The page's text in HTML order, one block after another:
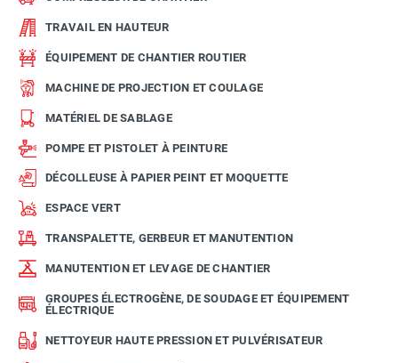
TRAVAIL EN HAUTEUR
ÉQUIPEMENT DE CHANTIER ROUTIER
MACHINE DE PROJECTION ET COULAGE
MATÉRIEL DE SABLAGE
POMPE ET PISTOLET À PEINTURE
DÉCOLLEUSE À PAPIER PEINT ET MOQUETTE
ESPACE VERT
TRANSPALETTE, GERBEUR ET MANUTENTION
MANUTENTION ET LEVAGE DE CHANTIER
GROUPES ÉLECTROGÈNE, DE SOUDAGE ET ÉQUIPEMENT
ÉLECTRIQUE
NETTOYEUR HAUTE PRESSION ET PULVÉRISATEUR